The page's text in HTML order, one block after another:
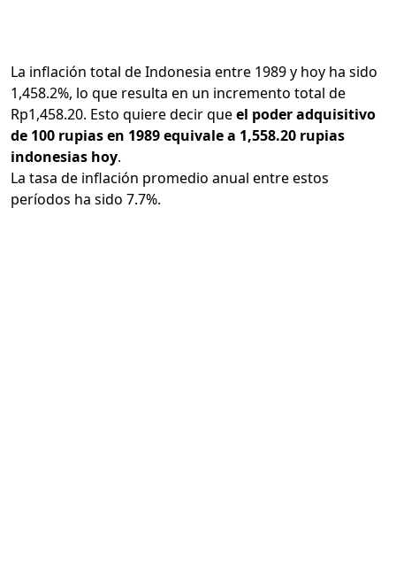
La inflación total de Indonesia entre 1989 y hoy ha sido
1,458.2%, lo que resulta en un incremento total de
Rp1,458.20. Esto quiere decir queel poder adquisitivo
de 100 rupias en 1989 equivale a 1,558.20 rupias
indonesias hoy.
La tasa de inflación promedio anual entre estos
períodos ha sido 7.7%.